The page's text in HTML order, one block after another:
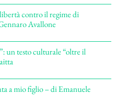
contro il regime di
Avallone
un testo culturale “oltre il
a mio figlio – di Emanuele